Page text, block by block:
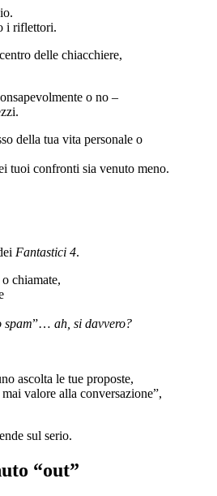
i riflettori.
delle chiacchiere,
o no –
della tua vita personale o
tuoi confronti sia venuto meno.
Fantastici 4.
chiamate,
spam”… ah, si davvero?
ascolta le tue proposte,
valore alla conversazione”,
sul serio.
“out”